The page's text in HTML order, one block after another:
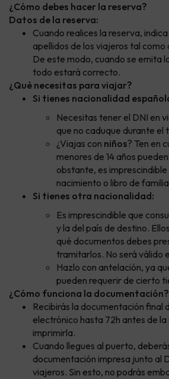
¿Cómo debes hacer la reserva?
Datos de la reserva:
Cuando realices la reserva,
apellidos de los viajeros tal como
De este modo, cuando se emita
todo estará correcto.
¿Qué necesitas para viajar?
Si tienes nacionalidad
Necesitas tener el DNI en
que no caduque durante el
¿Viajas con niños? Ten en
menores de 14 años
obstante, es
nacimiento o libro de
Si tienes otra nacionalidad:
Es imprescindible que
y la del país de destino.
qué documentos debes
tramitarlos. No será válido
Hazlo con antelación, ya
pueden requerir de cierto
¿Cómo funciona la documentación?
Recibirás la documentación final
electrónico hasta 72h antes de
imprimirla.
Cuando llegues al puerto,
documentación impresa junto al
viajeros. Sin esto, no podrás